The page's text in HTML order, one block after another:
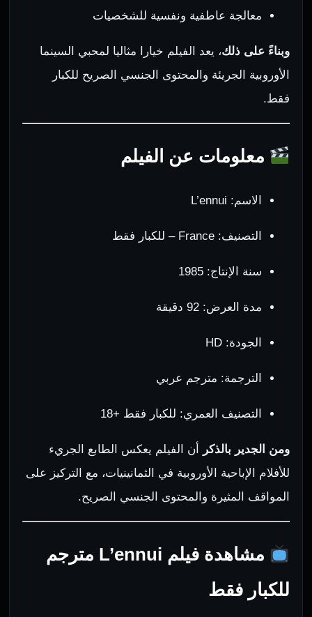
معالجة عاطفية ونفسية للشخصيات
وبناءً على ذلك، يعد الفيلم خيارا مثاليا لمحبي السينما
الأوروبية الجريئة والمحتوى الجنسي الصريح للكبار
فقط.
معلومات عن الفيلم
الاسم: L’ennui
التصنيف: France – للكبار فقط
سنة الإنتاج: 1985
مدة العرض: 92 دقيقة
الجودة: HD
الترجمة: مترجم عربي
التصنيف العمري: للكبار فقط +18
ومن الجدير بالذكر
أن الفيلم يعكس الطابع الجريء
للأفلام الإباحية الأوروبية في الثمانينيات، مع التركيز على
المواقف المثيرة والمحتوى الجنسي الصريح.
مشاهدة فيلم L’ennui مترجم
للكبار فقط